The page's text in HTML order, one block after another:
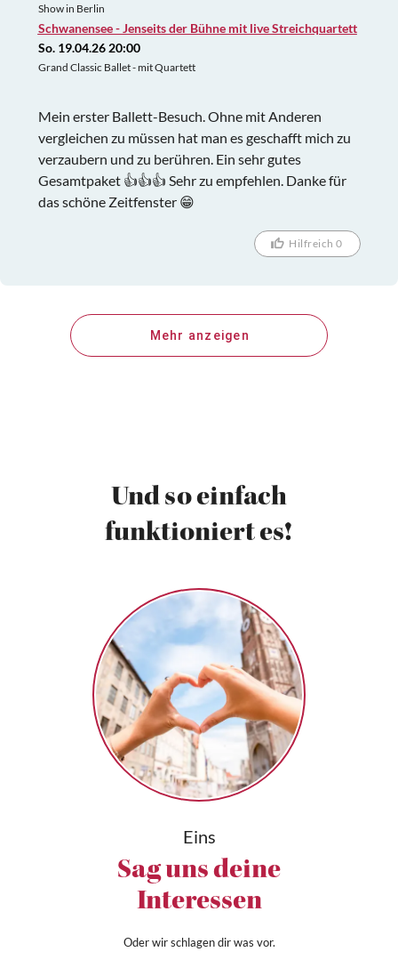
Show in Berlin
Schwanensee - Jenseits der Bühne mit live Streichquartett
So. 19.04.26 20:00
Grand Classic Ballet - mit Quartett
Mein erster Ballett-Besuch. Ohne mit Anderen
vergleichen zu müssen hat man es geschafft mich zu
verzaubern und zu berühren. Ein sehr gutes
Gesamtpaket 👍👍👍 Sehr zu empfehlen. Danke für
das schöne Zeitfenster 😁
Hilfreich 0
Mehr anzeigen
Und so einfach
funktioniert es!
Eins
Sag uns deine
Interessen
Oder wir schlagen dir was vor.